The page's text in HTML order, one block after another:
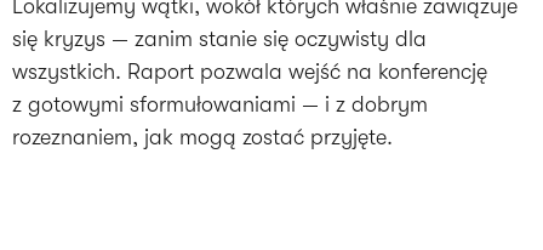
Lokalizujemy wątki, wokół których właśnie zawiązuje
się kryzys — zanim stanie się oczywisty dla
wszystkich. Raport pozwala wejść na konferencję
z gotowymi sformułowaniami — i z dobrym
rozeznaniem, jak mogą zostać przyjęte.